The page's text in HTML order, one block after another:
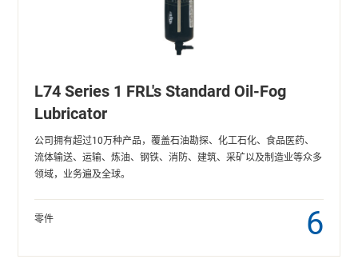
L74 Series 1 FRL's Standard Oil-Fog
Lubricator
公司拥有超过10万种产品，覆盖石油勘探、化工石化、食品医药、
流体输送、运输、炼油、钢铁、消防、建筑、采矿以及制造业等众多
领域，业务遍及全球。
零件 6